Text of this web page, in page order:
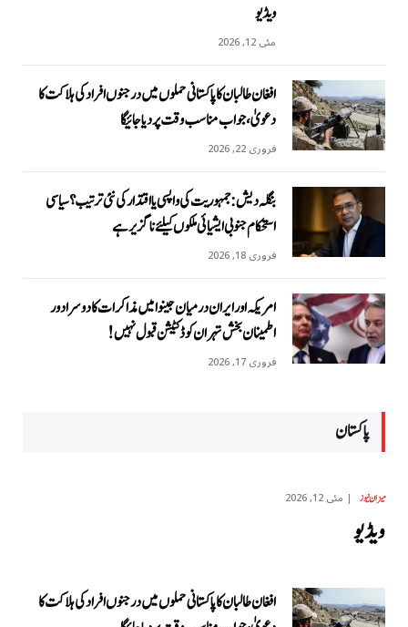
ویڈیو
مئی 12, 2026
افغان طالبان کا پاکستانی حملوں میں درجنوں افراد کی ہلاکت کا
دعویٰ، جواب مناسب وقت پر دیا جائیگا
فروری 22, 2026
بنگلہ دیش: جمہوریت کی واپسی یا اقتدار کی نئی ترتیب؟ سیاسی
استحکام جنوبی ایشیائی ملکوں کیلئے ناگزیر ہے
فروری 18, 2026
امریکہ اور ایران درمیان جینوا میں مذاکرات کا دوسرا دور
اطمینان بخش تہران کو ڈکٹیشن قبول نہیں!
فروری 17, 2026
پاکستان
میزان نیوز مئی 12, 2026
ویڈیو
افغان طالبان کا پاکستانی حملوں میں درجنوں افراد کی ہلاکت کا